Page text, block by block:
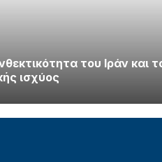
του Ιράν και
ισχύος